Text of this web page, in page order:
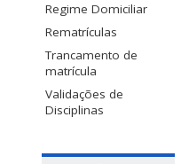
Regime Domiciliar
Rematrículas
Trancamento de
matrícula
Validações de
Disciplinas